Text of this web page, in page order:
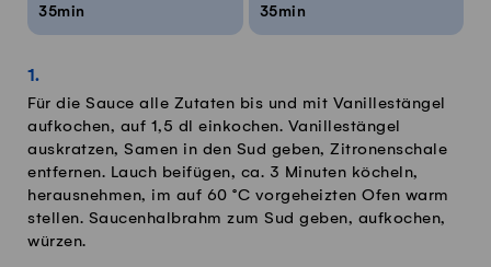
35min
35min
Für die Sauce alle Zutaten bis und mit Vanillestängel
aufkochen, auf 1,5 dl einkochen. Vanillestängel
auskratzen, Samen in den Sud geben, Zitronenschale
entfernen. Lauch beifügen, ca. 3 Minuten köcheln,
herausnehmen, im auf 60 °C vorgeheizten Ofen warm
stellen. Saucenhalbrahm zum Sud geben, aufkochen,
würzen.